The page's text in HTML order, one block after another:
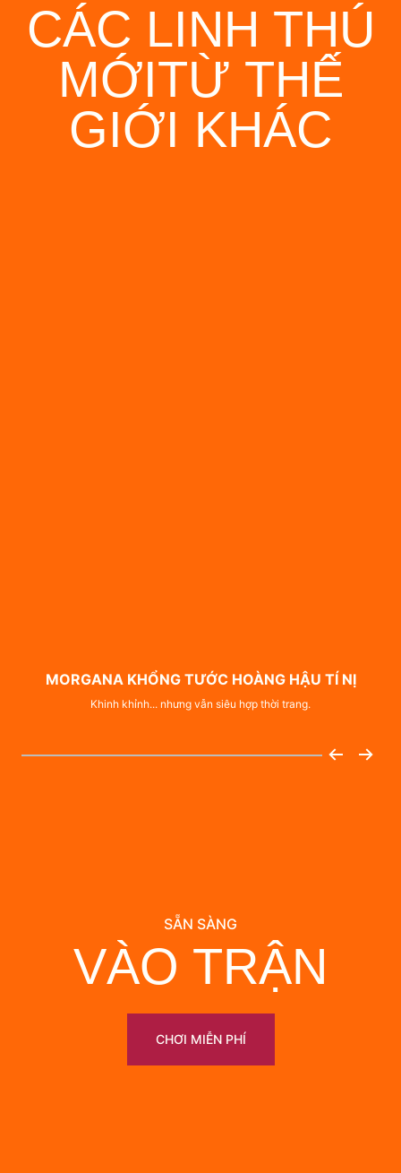
CÁC LINH THÚ
MỚITỪ THẾ
GIỚI KHÁC
MORGANA KHỔNG TƯỚC HOÀNG HẬU TÍ NỊ
Khinh khỉnh... nhưng vẫn siêu hợp thời trang.
SẴN SÀNG
VÀO TRẬN
CHƠI MIỄN PHÍ